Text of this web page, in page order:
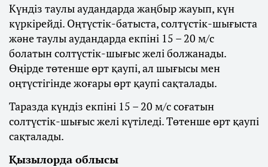
Күндіз таулы аудандарда жаңбыр жауып, күн
күркірейді. Оңтүстік-батыста, солтүстік-шығыста
және таулы аудандарда екпіні 15 – 20 м/с
болатын солтүстік-шығыс желі болжанады.
Өңірде төтенше өрт қаупі, ал шығысы мен
оңтүстігінде жоғары өрт қаупі сақталады.
Таразда күндіз екпіні 15 – 20 м/с соғатын
солтүстік-шығыс желі күтіледі. Төтенше өрт қаупі
сақталады.
Қызылорда облысы